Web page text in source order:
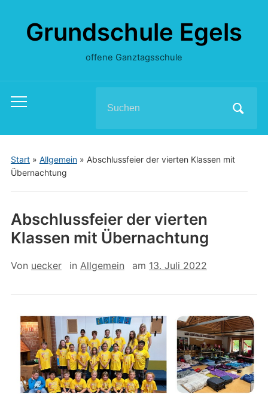
Grundschule Egels
offene Ganztagsschule
Toggle
menu
for:
Start» Allgemein» Abschlussfeier der vierten Klassen mit
Übernachtung
Abschlussfeier der vierten
Klassen mit Übernachtung
Von uecker in Allgemein am 13. Juli 2022